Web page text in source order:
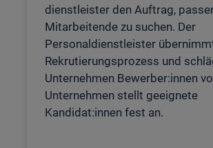
dienstleister den Auftrag,
Mitarbeitende zu suchen. Der
Personaldienstleister
Rekrutierungsprozess und
Unternehmen Bewerber:innen
Unternehmen stellt geeignete
Kandidat:innen fest an.